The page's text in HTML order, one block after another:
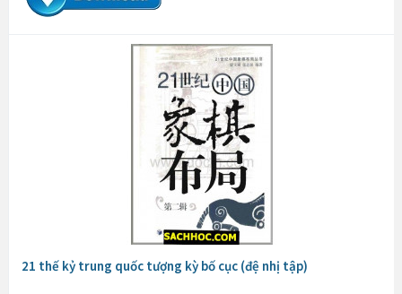
21 thế kỷ trung quốc tượng kỳ bố cục (đệ nhị tập)